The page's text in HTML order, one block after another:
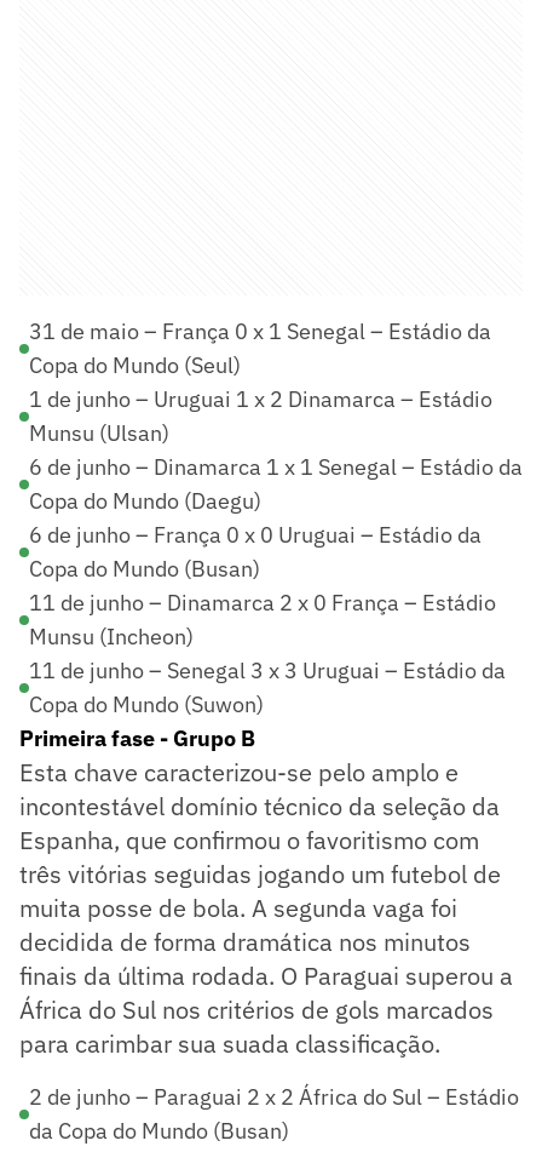
31 de maio – França 0 x 1 Senegal – Estádio da
Copa do Mundo (Seul)
1 de junho – Uruguai 1 x 2 Dinamarca – Estádio
Munsu (Ulsan)
6 de junho – Dinamarca 1 x 1 Senegal – Estádio da
Copa do Mundo (Daegu)
6 de junho – França 0 x 0 Uruguai – Estádio da
Copa do Mundo (Busan)
11 de junho – Dinamarca 2 x 0 França – Estádio
Munsu (Incheon)
11 de junho – Senegal 3 x 3 Uruguai – Estádio da
Copa do Mundo (Suwon)
Primeira fase - Grupo B
Esta chave caracterizou-se pelo amplo e
incontestável domínio técnico da seleção da
Espanha, que confirmou o favoritismo com
três vitórias seguidas jogando um futebol de
muita posse de bola. A segunda vaga foi
decidida de forma dramática nos minutos
finais da última rodada. O Paraguai superou a
África do Sul nos critérios de gols marcados
para carimbar sua suada classificação.
2 de junho – Paraguai 2 x 2 África do Sul – Estádio
da Copa do Mundo (Busan)